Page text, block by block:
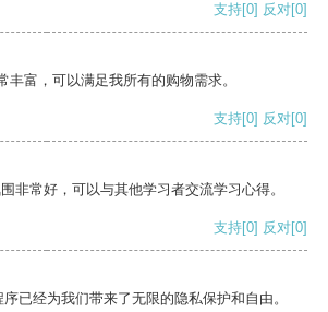
支持[0] 反对[0]
丰富，可以满足我所有的购物需求。
支持[0] 反对[0]
非常好，可以与其他学习者交流学习心得。
支持[0] 反对[0]
已经为我们带来了无限的隐私保护和自由。